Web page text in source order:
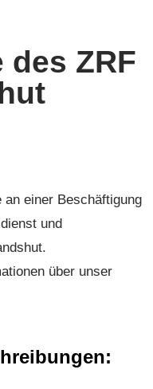
des ZRF
einer Beschäftigung
und
über unser